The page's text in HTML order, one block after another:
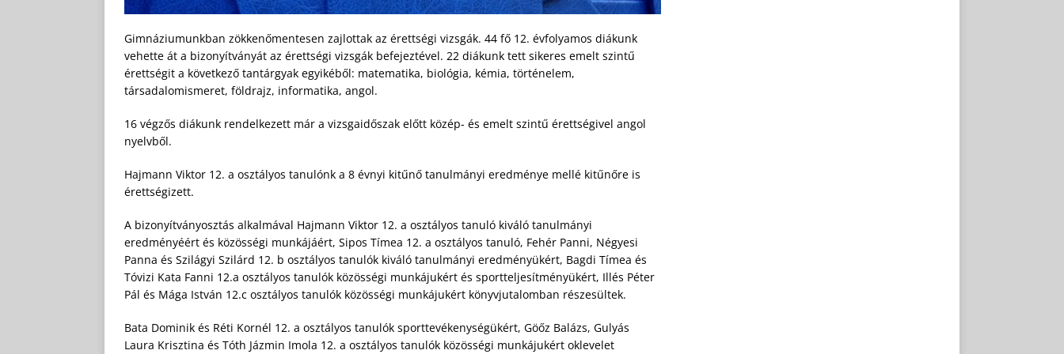
Gimnáziumunkban zökkenőmentesen zajlottak az érettségi vizsgák. 44 fő 12. évfolyamos diákunk
vehette át a bizonyítványát az érettségi vizsgák befejeztével. 22 diákunk tett sikeres emelt szintű
érettségit a következő tantárgyak egyikéből: matematika, biológia, kémia, történelem,
társadalomismeret, földrajz, informatika, angol.
16 végzős diákunk rendelkezett már a vizsgaidőszak előtt közép- és emelt szintű érettségivel angol
nyelvből.
Hajmann Viktor 12. a osztályos tanulónk a 8 évnyi kitűnő tanulmányi eredménye mellé kitűnőre is
érettségizett.
A bizonyítványosztás alkalmával Hajmann Viktor 12. a osztályos tanuló kiváló tanulmányi
eredményéért és közösségi munkájáért, Sipos Tímea 12. a osztályos tanuló, Fehér Panni, Négyesi
Panna és Szilágyi Szilárd 12. b osztályos tanulók kiváló tanulmányi eredményükért, Bagdi Tímea és
Tóvizi Kata Fanni 12.a osztályos tanulók közösségi munkájukért és sportteljesítményükért, Illés Péter
Pál és Mága István 12.c osztályos tanulók közösségi munkájukért könyvjutalomban részesültek.
Bata Dominik és Réti Kornél 12. a osztályos tanulók sporttevékenységükért, Göőz Balázs, Gulyás
Laura Krisztina és Tóth Jázmin Imola 12. a osztályos tanulók közösségi munkájukért oklevelet